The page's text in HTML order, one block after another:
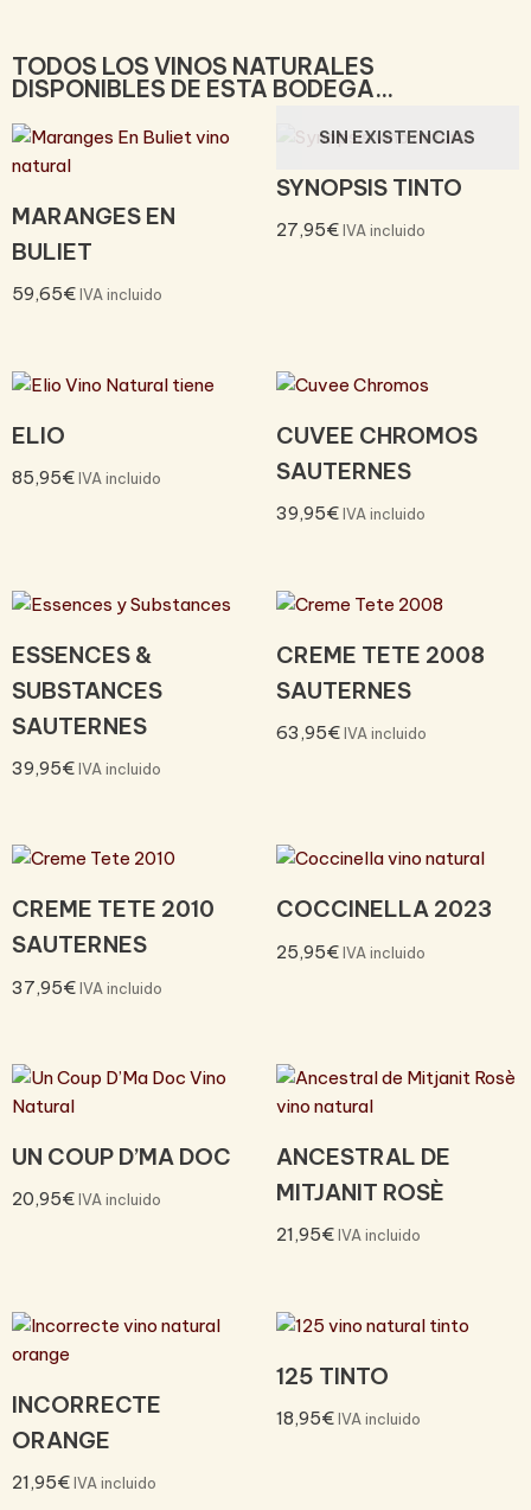
TODOS LOS VINOS NATURALES
DISPONIBLES DE ESTA BODEGA...
MARANGES EN
BULIET
59,65€IVA incluido
SIN EXISTENCIAS
SYNOPSIS TINTO
27,95€ IVA incluido
ELIO
85,95€IVA incluido
CUVEE CHROMOS
SAUTERNES
39,95€ IVA incluido
ESSENCES &
SUBSTANCES
SAUTERNES
39,95€IVA incluido
CREME TETE 2008
SAUTERNES
63,95€ IVA incluido
CREME TETE 2010
SAUTERNES
37,95€IVA incluido
COCCINELLA 2023
25,95€ IVA incluido
UN COUP D’MA DOC
20,95€IVA incluido
ANCESTRAL DE
MITJANIT ROSÈ
21,95€ IVA incluido
INCORRECTE
ORANGE
21,95€IVA incluido
125 TINTO
18,95€ IVA incluido